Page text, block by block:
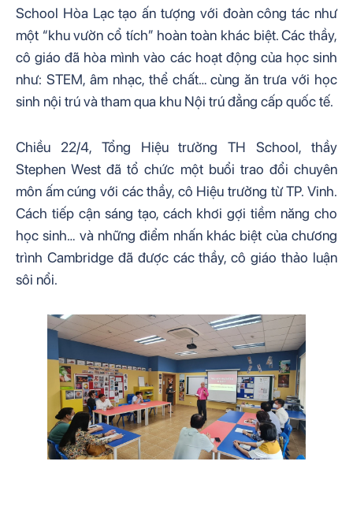
School Hòa Lạc tạo ấn tượng với đoàn công tác như
một “khu vườn cổ tích” hoàn toàn khác biệt. Các thầy,
cô giáo đã hòa mình vào các hoạt động của học sinh
như: STEM, âm nhạc, thể chất… cùng ăn trưa với học
sinh nội trú và tham qua khu Nội trú đẳng cấp quốc tế.
Chiều 22/4, Tổng Hiệu trưởng TH School, thầy
Stephen West đã tổ chức một buổi trao đổi chuyên
môn ấm cúng với các thầy, cô Hiệu trưởng từ TP. Vinh.
Cách tiếp cận sáng tạo, cách khơi gợi tiềm năng cho
học sinh… và những điểm nhấn khác biệt của chương
trình Cambridge đã được các thầy, cô giáo thảo luận
sôi nổi.